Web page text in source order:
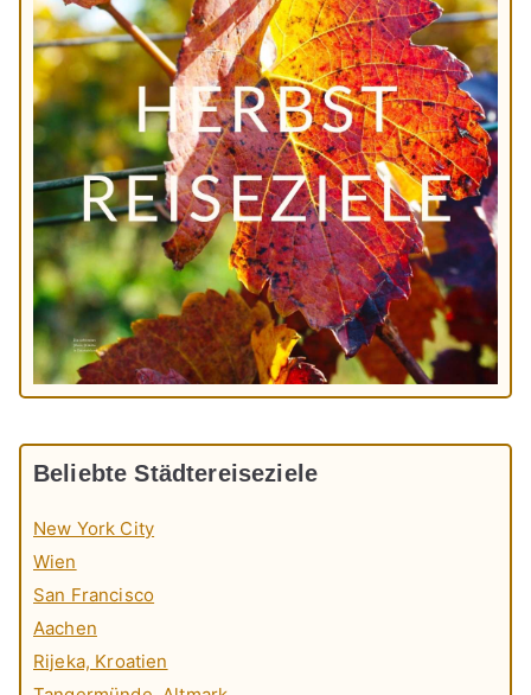
Beliebte Städtereiseziele
New York City
Wien
San Francisco
Aachen
Rijeka, Kroatien